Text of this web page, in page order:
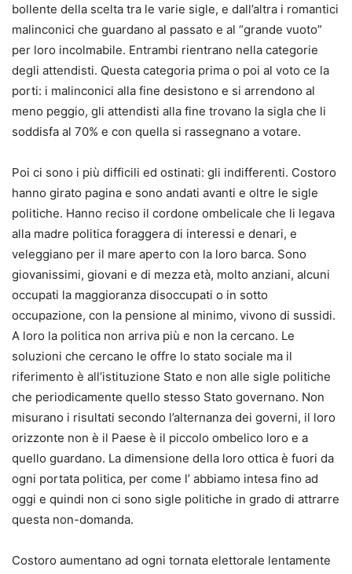
bollente della scelta tra le varie sigle, e dall’altra i romantici
malinconici che guardano al passato e al “grande vuoto”
per loro incolmabile. Entrambi rientrano nella categorie
degli attendisti. Questa categoria prima o poi al voto ce la
porti: i malinconici alla fine desistono e si arrendono al
meno peggio, gli attendisti alla fine trovano la sigla che li
soddisfa al 70% e con quella si rassegnano a votare.
Poi ci sono i più difficili ed ostinati: gli indifferenti. Costoro
hanno girato pagina e sono andati avanti e oltre le sigle
politiche. Hanno reciso il cordone ombelicale che li legava
alla madre politica foraggera di interessi e denari, e
veleggiano per il mare aperto con la loro barca. Sono
giovanissimi, giovani e di mezza età, molto anziani, alcuni
occupati la maggioranza disoccupati o in sotto
occupazione, con la pensione al minimo, vivono di sussidi.
A loro la politica non arriva più e non la cercano. Le
soluzioni che cercano le offre lo stato sociale ma il
riferimento è all’istituzione Stato e non alle sigle politiche
che periodicamente quello stesso Stato governano. Non
misurano i risultati secondo l’alternanza dei governi, il loro
orizzonte non è il Paese è il piccolo ombelico loro e a
quello guardano. La dimensione della loro ottica è fuori da
ogni portata politica, per come l’ abbiamo intesa fino ad
oggi e quindi non ci sono sigle politiche in grado di attrarre
questa non-domanda.
Costoro aumentano ad ogni tornata elettorale lentamente